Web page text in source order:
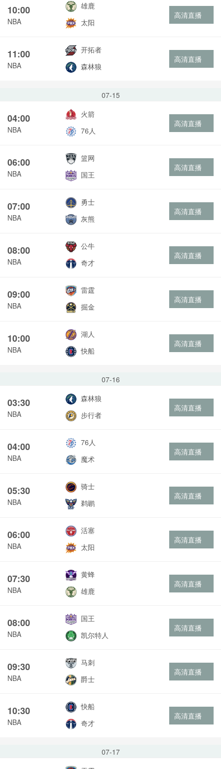
10:00
NBA
雄鹿
太阳
高清直播
11:00
NBA
开拓者
森林狼
高清直播
07-15
04:00
NBA
火箭
76人
高清直播
06:00
NBA
篮网
国王
高清直播
07:00
NBA
勇士
灰熊
高清直播
08:00
NBA
公牛
奇才
高清直播
09:00
NBA
雷霆
掘金
高清直播
10:00
NBA
湖人
快船
高清直播
07-16
03:30
NBA
森林狼
步行者
高清直播
04:00
NBA
76人
魔术
高清直播
05:30
NBA
骑士
鹈鹕
高清直播
06:00
NBA
活塞
太阳
高清直播
07:30
NBA
黄蜂
雄鹿
高清直播
08:00
NBA
国王
凯尔特人
高清直播
09:30
NBA
马刺
爵士
高清直播
10:30
NBA
快船
奇才
高清直播
07-17